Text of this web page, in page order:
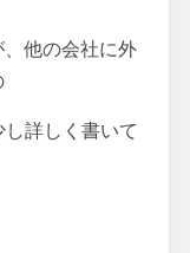
他の会社に外
詳しく書いて